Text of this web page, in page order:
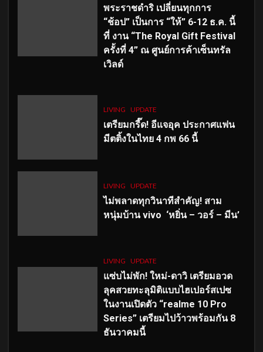
พระราชดำริ เปลี่ยนทุกการ
“ช้อป” เป็นการ “ให้” 6-12 ธ.ค. นี้
ที่ งาน “The Royal Gift Festival
ครั้งที่ 4” ณ ศูนย์การค้าเซ็นทรัล
เวิลด์
LIVING UPDATE
เตรียมกรี๊ด! อีแจอุค ประกาศแฟน
มีตติ้งในไทย 4 กพ 66 นี้
LIVING UPDATE
ไม่พลาดทุกวินาทีสำคัญ! สาม
หนุ่มบ้าน vivo ‘หยิ่น – วอร์ – มีน’
LIVING UPDATE
แซ่บไม่พัก! ใหม่-ดาวิ เตรียมอวด
ลุคสวยทะลุมิติแบบไฮเปอร์สเปซ
ในงานเปิดตัว “realme 10 Pro
Series” เตรียมไปว้าวพร้อมกัน 8
ธันวาคมนี้